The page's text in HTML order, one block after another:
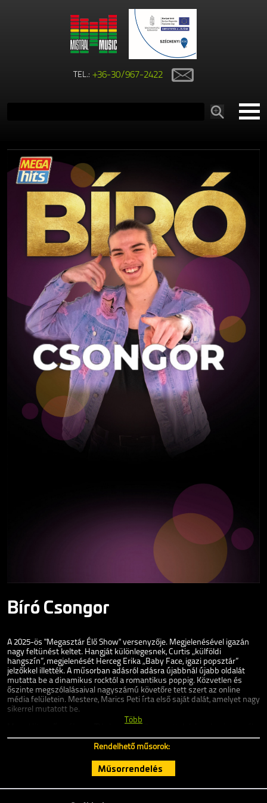
TEL.:+36-30/967-2422
Bíró Csongor
A 2025-ös "Megasztár Élő Show" versenyzője. Megjelenésével igazán
nagy feltünést keltet. Hangját különlegesnek, Curtis „külföldi
hangszín”, megjelenését Herceg Erika „Baby Face, igazi popsztár”
jelzőkkel illették. A műsorban adásról adásra újabbnál újabb oldalát
mutatta be a dinamikus rocktól a romantikus poppig. Közvetlen és
őszinte megszólalásaival nagyszámú követőre tett szert az online
média felületein. Mestere, Marics Peti írta első saját dalát, amelyet nagy
sikerrel mutatott be.
hazai és világslágerekből válogat. A fiatal énekes, gitáros, sokszínűsége,
professzionális előadása sikert arat a fiatal és idősebb korosztály előtt
A dalok között jól kommunikál a közönséggel, ha kell angolul is! Magas
Több
Rendelhető műsorok:
Műsorrendelés